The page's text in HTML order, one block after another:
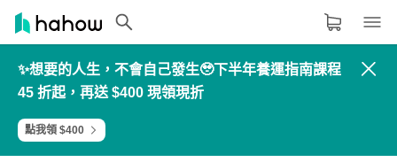
✨想要的人生，不會自己發生🥹下半年養運指南課程
45 折起，再送 $400 現領現折
點我領 $400
領域分類 大家都在學的領域
職場技能